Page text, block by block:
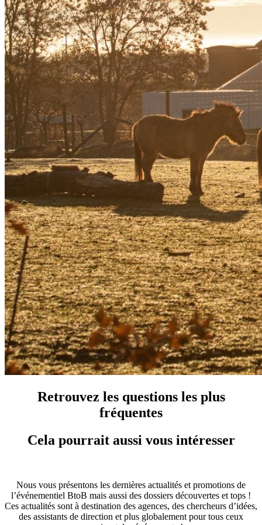
Retrouvez les questions les plus
fréquentes
Cela pourrait aussi vous intéresser
Nous vous présentons les dernières actualités et promotions de
l’événementiel BtoB mais aussi des dossiers découvertes et tops !
Ces actualités sont à destination des agences, des chercheurs d’idées,
des assistants de direction et plus globalement pour tous ceux